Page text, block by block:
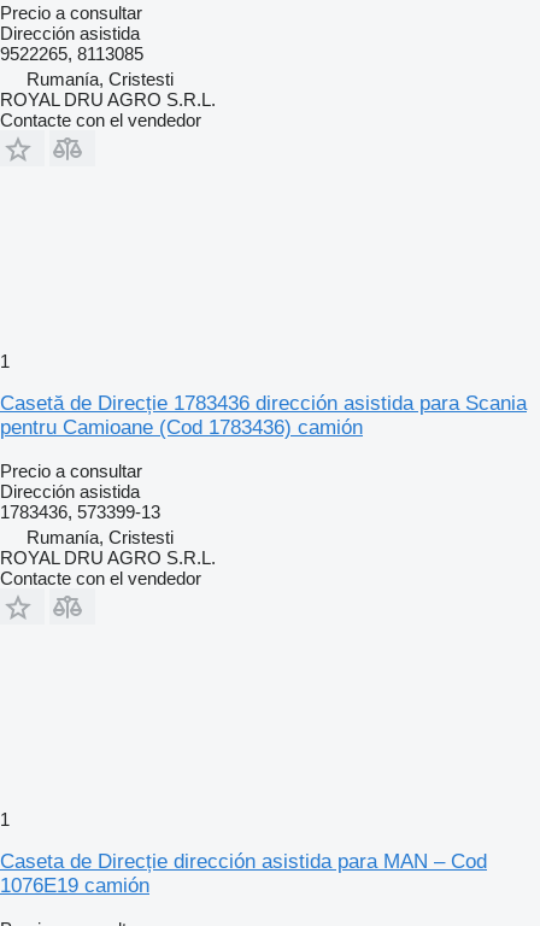
Precio a consultar
Dirección asistida
9522265, 8113085
Rumanía, Cristesti
ROYAL DRU AGRO S.R.L.
Contacte con el vendedor
1
Casetă de Direcție 1783436 dirección asistida para Scania
pentru Camioane (Cod 1783436) camión
Precio a consultar
Dirección asistida
1783436, 573399-13
Rumanía, Cristesti
ROYAL DRU AGRO S.R.L.
Contacte con el vendedor
1
Caseta de Direcție dirección asistida para MAN – Cod
1076E19 camión